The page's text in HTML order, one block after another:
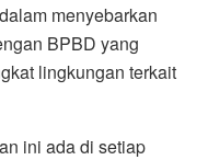
menyebarkan
BPBD yang
lingkungan terkait
ini ada di setiap